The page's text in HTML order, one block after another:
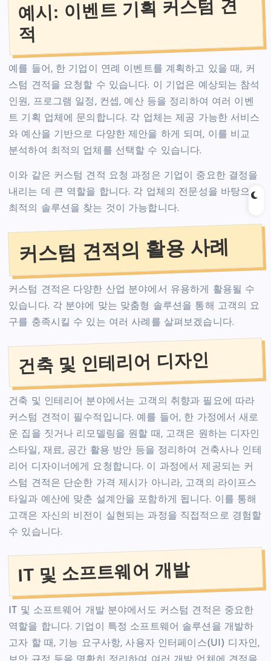
예시: 이벤트 기획 커스텀 견
적
예를 들어, 한 기업이 연례 이벤트를 계획하고 있을 때, 커
스텀 견적을 요청할 수 있습니다. 이 기업은 예상되는 참석
인원, 프로그램 일정, 컨셉, 예산 등을 정리하여 여러 이벤
트 기획 업체에 문의합니다. 각 업체는 제공 가능한 서비스
와 예산을 기반으로 다양한 제안을 하게 되며, 이를 비교
분석하여 최적의 업체를 선택할 수 있습니다.
이와 같은 커스텀 견적 요청 과정은 기업이 중요한 결정을
내리는 데 큰 역할을 합니다. 각 업체의 전문성을 바탕으로
최적의 솔루션을 찾는 것이 가능합니다.
커스텀 견적의 활용 사례
커스텀 견적은 다양한 산업 분야에서 유용하게 활용될 수
있습니다. 각 분야에 맞는 맞춤형 솔루션을 통해 고객의 요
구를 충족시킬 수 있는 여러 사례를 살펴보겠습니다.
건축 및 인테리어 디자인
건축 및 인테리어 분야에서는 고객의 취향과 필요에 따라
커스텀 견적이 필수적입니다. 예를 들어, 한 가정에서 새로
운 집을 짓거나 리모델링을 원할 때, 고객은 원하는 디자인
스타일, 재료, 공간 활용 방안 등을 정리하여 건축사나 인테
리어 디자이너에게 요청합니다. 이 과정에서 제공되는 커
스텀 견적은 단순한 가격 제시가 아니라, 고객의 라이프스
타일과 예산에 맞춘 설계안을 포함하게 됩니다. 이를 통해
고객은 자신의 비전이 실현되는 과정을 직접적으로 경험할
수 있습니다.
IT 및 소프트웨어 개발
IT 및 소프트웨어 개발 분야에서도 커스텀 견적은 중요한
역할을 합니다. 기업이 특정 소프트웨어 솔루션을 개발하
고자 할 때, 기능 요구사항, 사용자 인터페이스(UI) 디자인,